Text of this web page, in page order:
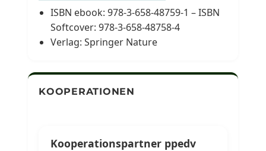
ISBN ebook: 978-3-658-48759-1 – ISBN
Softcover: 978-3-658-48758-4
Verlag: Springer Nature
KOOPERATIONEN
Kooperationspartner ppedv